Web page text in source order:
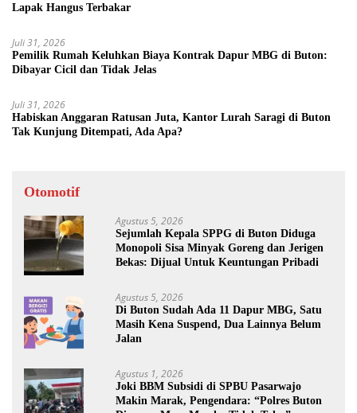
Lapak Hangus Terbakar
Juli 31, 2026
Pemilik Rumah Keluhkan Biaya Kontrak Dapur MBG di Buton:
Dibayar Cicil dan Tidak Jelas
Juli 31, 2026
Habiskan Anggaran Ratusan Juta, Kantor Lurah Saragi di Buton
Tak Kunjung Ditempati, Ada Apa?
Otomotif
Agustus 5, 2026
Sejumlah Kepala SPPG di Buton Diduga
Monopoli Sisa Minyak Goreng dan Jerigen
Bekas: Dijual Untuk Keuntungan Pribadi
Agustus 5, 2026
Di Buton Sudah Ada 11 Dapur MBG, Satu
Masih Kena Suspend, Dua Lainnya Belum
Jalan
Agustus 1, 2026
Joki BBM Subsidi di SPBU Pasarwajo
Makin Marak, Pengendara: “Polres Buton